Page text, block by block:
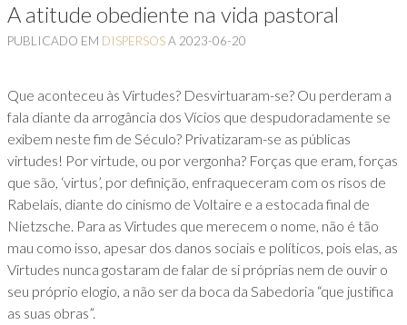
A atitude obediente na vida pastoral
PUBLICADO EM DISPERSOSA 2023-06-20
Que aconteceu às Virtudes? Desvirtuaram-se? Ou perderam a
fala diante da arrogância dos Vícios que despudoradamente se
exibem neste fim de Século? Privatizaram-se as públicas
virtudes! Por virtude, ou por vergonha? Forças que eram, forças
que são, ‘virtus’, por definição, enfraqueceram com os risos de
Rabelais, diante do cinismo de Voltaire e a estocada final de
Nietzsche. Para as Virtudes que merecem o nome, não é tão
mau como isso, apesar dos danos sociais e políticos, pois elas, as
Virtudes nunca gostaram de falar de si próprias nem de ouvir o
seu próprio elogio, a não ser da boca da Sabedoria “que justifica
as suas obras”.